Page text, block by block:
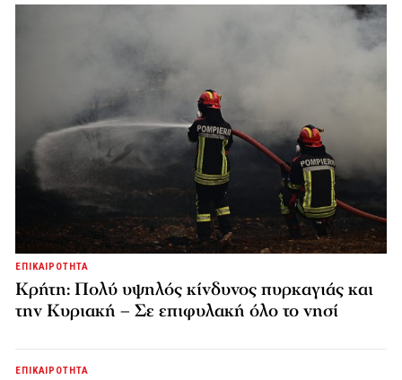
ΕΠΙΚΑΙΡΟΤΗΤΑ
Κρήτη: Πολύ υψηλός κίνδυνος πυρκαγιάς και
την Κυριακή – Σε επιφυλακή όλο το νησί
ΕΠΙΚΑΙΡΟΤΗΤΑ